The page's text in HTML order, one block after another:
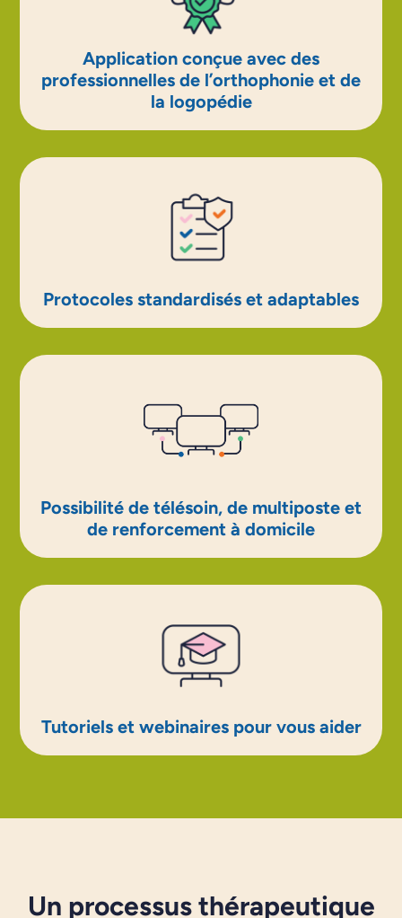
Application conçue avec des
professionnelles de l’orthophonie et de
la logopédie
Protocoles standardisés et adaptables
Possibilité de télésoin, de multiposte et
de renforcement à domicile
Tutoriels et webinaires pour vous aider
Un processus thérapeutique